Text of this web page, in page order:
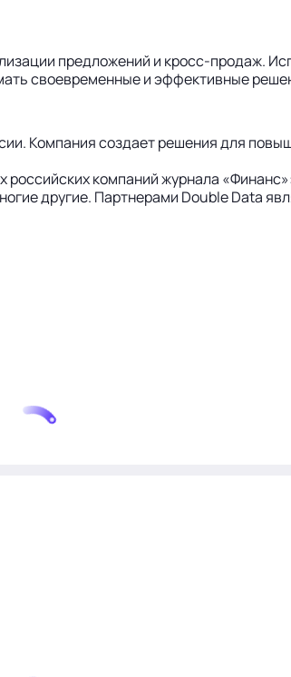
предложений и кросс-продаж.
своевременные и эффективные
Компания создает решения для
компаний журнала
другие. Партнерами Double Data